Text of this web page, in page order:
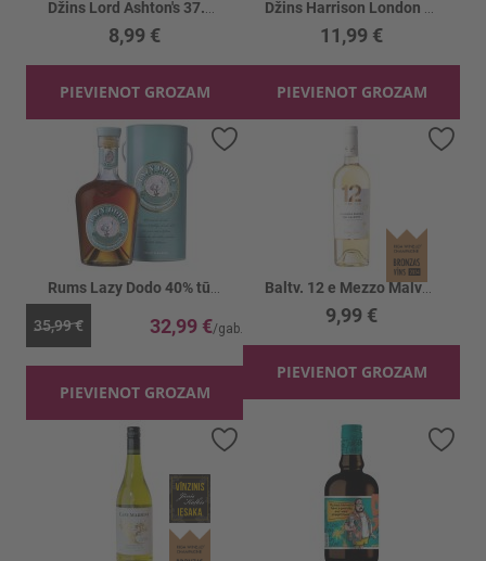
8,99 €
PIEVIENOT GROZAM
11,99 €
PIEVIENOT GROZAM
35,99 € 32,99 €
PIEVIENOT GROZAM
Baltv. 12 e Mezzo Malvasia sel Salento 12.5%
9,99 €
PIEVIENOT GROZAM
Pievienot vēlmju sarakstam